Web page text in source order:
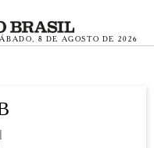
8 DE AGOSTO DE 2026